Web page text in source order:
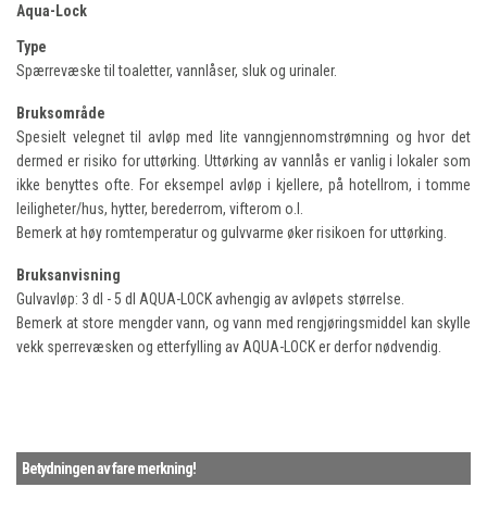
Aqua-Lock
Type
Spærrevæske til toaletter, vannlåser, sluk og urinaler.
Bruksområde
Spesielt velegnet til avløp med lite vanngjennomstrømning og hvor det
dermed er risiko for uttørking. Uttørking av vannlås er vanlig i lokaler som
ikke benyttes ofte. For eksempel avløp i kjellere, på hotellrom, i tomme
leiligheter/hus, hytter, berederrom, vifterom o.l.
Bemerk at høy romtemperatur og gulvvarme øker risikoen for uttørking.
Bruksanvisning
Gulvavløp: 3 dl - 5 dl AQUA-LOCK avhengig av avløpets størrelse.
Bemerk at store mengder vann, og vann med rengjøringsmiddel kan skylle
vekk sperrevæsken og etterfylling av AQUA-LOCK er derfor nødvendig.
Betydningen av fare merkning!